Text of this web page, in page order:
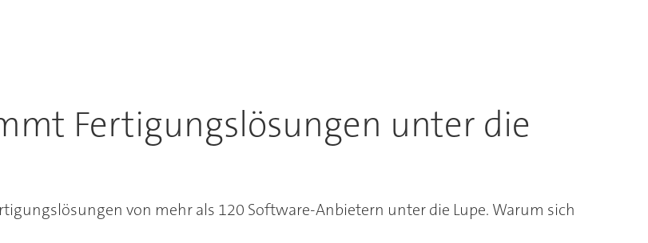
Fertigungslösungen unter die
von mehr als 120 Software-Anbietern unter die Lupe. Warum sich